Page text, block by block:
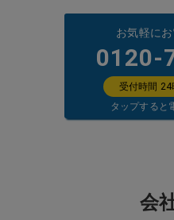
お気軽に
0120-
受付時間
タップすると
会